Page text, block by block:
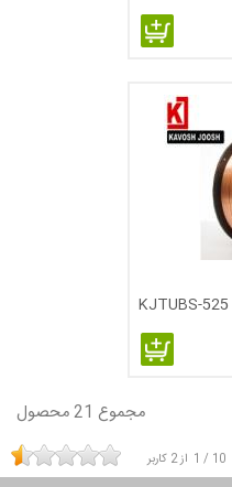
مجموع 21 محصول
1 / 10 از2 کاربر